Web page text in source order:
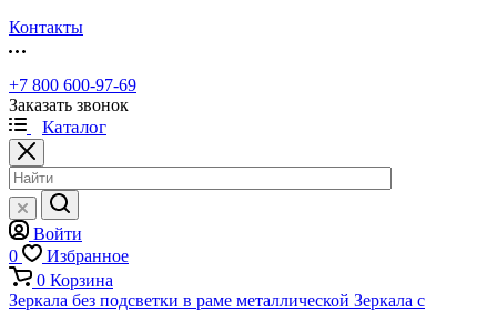
Контакты
+7 800 600-97-69
Заказать звонок
Каталог
Войти
0
Избранное
0 Корзина
Зеркала без подсветки в раме металлической Зеркала с